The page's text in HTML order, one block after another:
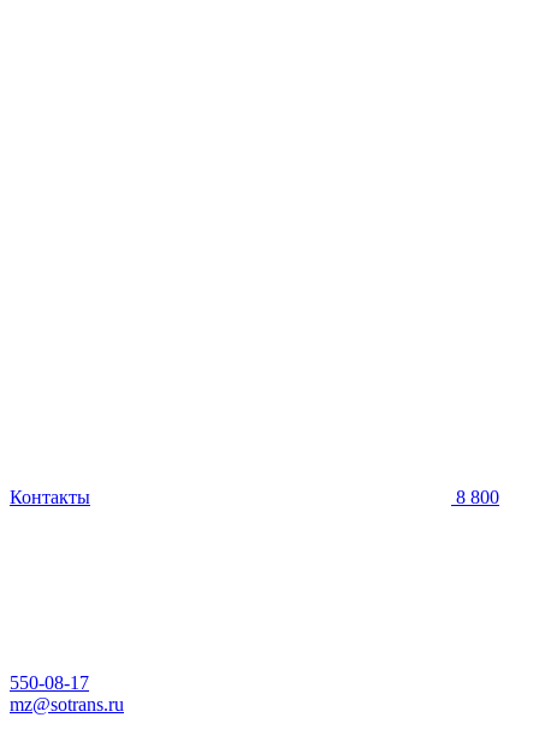
Контакты 8 800
550-08-17
mz@sotrans.ru